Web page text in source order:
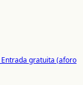
Entrada gratuita (aforo